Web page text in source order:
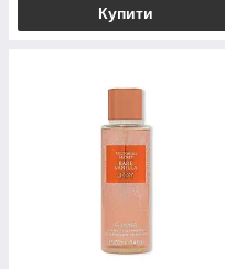
Купити